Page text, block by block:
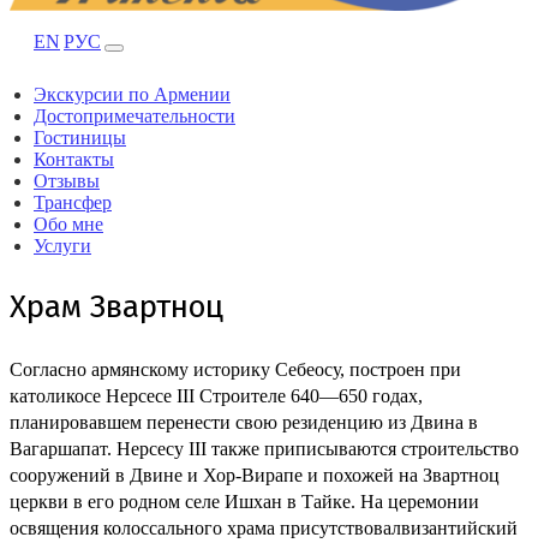
EN РУС
Экскурсии по Армении
Достопримечательности
Гостиницы
Контакты
Отзывы
Трансфер
Обо мне
Услуги
Храм Звартноц
Согласно армянскому историку Себеосу, построен при
католикосе Нерсесе III Строителе 640—650 годах,
планировавшем перенести свою резиденцию из Двина в
Вагаршапат. Нерсесу III также приписываются строительство
сооружений в Двине и Хор-Вирапе и похожей на Звартноц
церкви в его родном селе Ишхан в Тайке. На церемонии
освящения колоссального храма присутствовалвизантийский